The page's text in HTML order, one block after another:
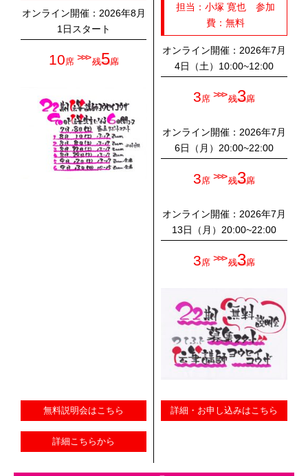
オンライン開催：2026年8月
1日スタート
10 席 >>> 残5席
無料説明会はこちら
詳細こちらから
担当：小塚 寛也 参加
費：無料
オンライン開催：2026年7月
4日（土）10:00~12:00
3 席 >>> 残3席
オンライン開催：2026年7月
6日（月）20:00~22:00
3 席 >>> 残3席
オンライン開催：2026年7月
13日（月）20:00~22:00
3 席 >>> 残3席
詳細・お申し込みはこちら